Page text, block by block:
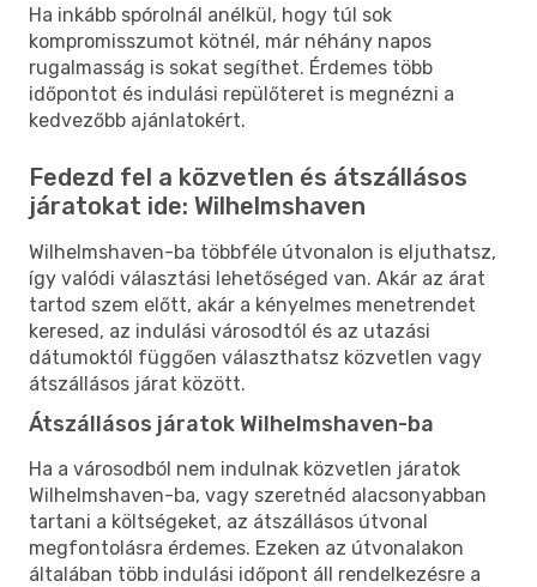
Ha inkább spórolnál anélkül, hogy túl sok
kompromisszumot kötnél, már néhány napos
rugalmasság is sokat segíthet. Érdemes több
időpontot és indulási repülőteret is megnézni a
kedvezőbb ajánlatokért.
Fedezd fel a közvetlen és átszállásos
járatokat ide: Wilhelmshaven
Wilhelmshaven-ba többféle útvonalon is eljuthatsz,
így valódi választási lehetőséged van. Akár az árat
tartod szem előtt, akár a kényelmes menetrendet
keresed, az indulási városodtól és az utazási
dátumoktól függően választhatsz közvetlen vagy
átszállásos járat között.
Átszállásos járatok Wilhelmshaven-ba
Ha a városodból nem indulnak közvetlen járatok
Wilhelmshaven-ba, vagy szeretnéd alacsonyabban
tartani a költségeket, az átszállásos útvonal
megfontolásra érdemes. Ezeken az útvonalakon
általában több indulási időpont áll rendelkezésre a